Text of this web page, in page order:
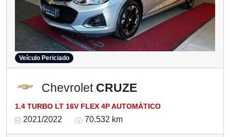
Veículo Periciado
Chevrolet CRUZE
1.4 TURBO LT 16V FLEX 4P AUTOMÁTICO
2021/2022 70.532 km